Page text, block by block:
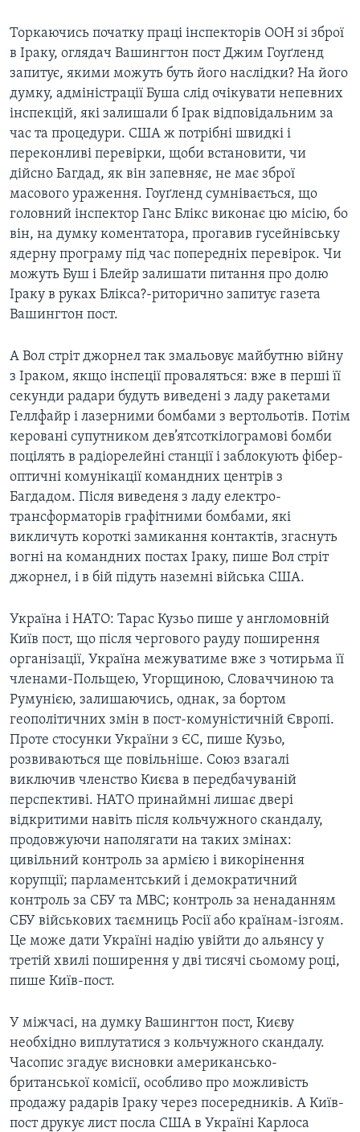
Торкаючись початку праці інспекторів ООН зі зброї
в Іраку, оглядач Вашингтон пост Джим Гоуґленд
запитує, якими можуть буть його наслідки? На його
думку, адміністрації Буша слід очікувати непевних
інспекцій, які залишали б Ірак відповідальним за
час та процедури. США ж потрібні швидкі і
переконливі перевірки, щоби встановити, чи
дійсно Багдад, як він запевняє, не має зброї
масового ураження. Гоуґленд сумнівається, що
головний інспектор Ганс Блікс виконає цю місію, бо
він, на думку коментатора, прогавив гусейнівську
ядерну програму під час попередніх перевірок. Чи
можуть Буш і Блейр залишати питання про долю
Іраку в руках Блікса?-риторично запитує газета
Вашингтон пост.
А Вол стріт джорнел так змальовує майбутню війну
з Іраком, якщо інспеції проваляться: вже в перші її
секунди радари будуть виведені з ладу ракетами
Геллфайр і лазерними бомбами з вертольотів. Потім
керовані супутником дев’ятсоткілограмові бомби
поцілять в радіорелейні станції і заблокують фібер-
оптичні комунікації командних центрів з
Багдадом. Після виведеня з ладу електро-
трансформаторів графітними бомбами, які
викличуть короткі замикання контактів, згаснуть
вогні на командних постах Іраку, пише Вол стріт
джорнел, і в бій підуть наземні війська США.
Україна і НАТО: Тарас Кузьо пише у англомовній
Київ пост, що після чергового рауду поширення
організації, Україна межуватиме вже з чотирьма її
членами-Польщею, Угорщиною, Словаччиною та
Румунією, залишаючись, однак, за бортом
геополітичних змін в пост-комуністичній Європі.
Проте стосунки України з ЄС, пише Кузьо,
розвиваються ще повільніше. Союз взагалі
виключив членство Києва в передбачуваній
перспективі. НАТО принаймні лишає двері
відкритими навіть після кольчужного скандалу,
продовжуючи наполягати на таких змінах:
цивільний контроль за армією і викорінення
корупції; парламентський і демократичний
контроль за СБУ та МВС; контроль за ненаданням
СБУ військових таємниць Росії або країнам-ізгоям.
Це може дати Україні надію увійти до альянсу у
третій хвилі поширення у дві тисячі сьомому році,
пише Київ-пост.
У міжчасі, на думку Вашингтон пост, Києву
необхідно виплутатися з кольчужного скандалу.
Часопис згадує висновки американсько-
британської комісії, особливо про можливість
продажу радарів Іраку через посередників. А Київ-
пост друкує лист посла США в Україні Карлоса